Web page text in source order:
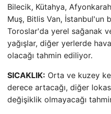
Bilecik, Kütahya,
Muş, Bitlis Van, İstanbul'un
Toroslar'da yerel sağanak
yağışlar, diğer yerlerde
olacağı tahmin ediliyor.
SICAKLIK: Orta ve kuzey
derece artacağı, diğer
değişiklik olmayacağı